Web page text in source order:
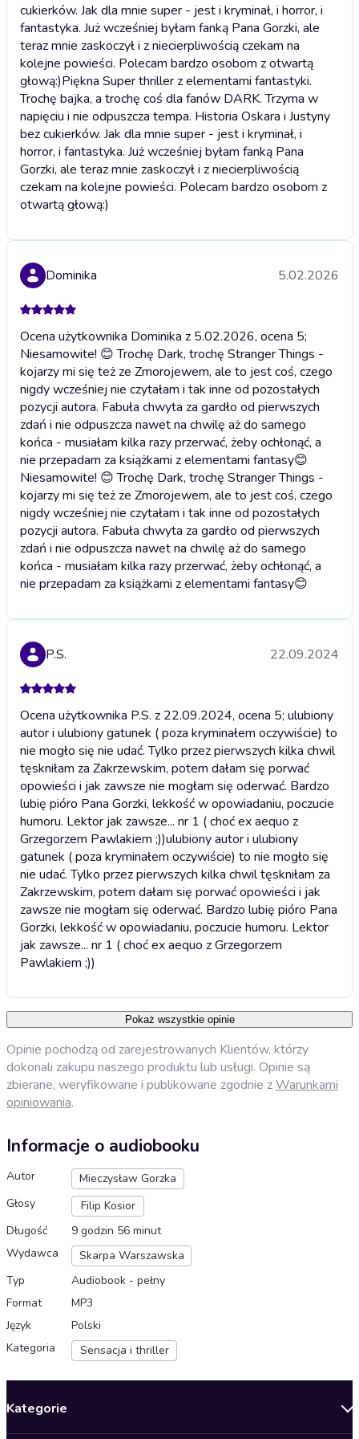
cukierków. Jak dla mnie super - jest i kryminał, i horror, i
fantastyka. Już wcześniej byłam fanką Pana Gorzki, ale
teraz mnie zaskoczył i z niecierpliwością czekam na
kolejne powieści. Polecam bardzo osobom z otwartą
głową:)Piękna Super thriller z elementami fantastyki.
Trochę bajka, a trochę coś dla fanów DARK. Trzyma w
napięciu i nie odpuszcza tempa. Historia Oskara i Justyny
bez cukierków. Jak dla mnie super - jest i kryminał, i
horror, i fantastyka. Już wcześniej byłam fanką Pana
Gorzki, ale teraz mnie zaskoczył i z niecierpliwością
czekam na kolejne powieści. Polecam bardzo osobom z
otwartą głową:)
Dominika 5.02.2026
Ocena użytkownika Dominika z 5.02.2026, ocena 5;
Niesamowite! 😊 Trochę Dark, trochę Stranger Things -
kojarzy mi się też ze Zmorojewem, ale to jest coś, czego
nigdy wcześniej nie czytałam i tak inne od pozostałych
pozycji autora. Fabuła chwyta za gardło od pierwszych
zdań i nie odpuszcza nawet na chwilę aż do samego
końca - musiałam kilka razy przerwać, żeby ochłonąć, a
nie przepadam za książkami z elementami fantasy😊
Niesamowite! 😊 Trochę Dark, trochę Stranger Things -
kojarzy mi się też ze Zmorojewem, ale to jest coś, czego
nigdy wcześniej nie czytałam i tak inne od pozostałych
pozycji autora. Fabuła chwyta za gardło od pierwszych
zdań i nie odpuszcza nawet na chwilę aż do samego
końca - musiałam kilka razy przerwać, żeby ochłonąć, a
nie przepadam za książkami z elementami fantasy😊
P.S. 22.09.2024
Ocena użytkownika P.S. z 22.09.2024, ocena 5; ulubiony
autor i ulubiony gatunek ( poza kryminałem oczywiście) to
nie mogło się nie udać. Tylko przez pierwszych kilka chwil
tęskniłam za Zakrzewskim, potem dałam się porwać
opowieści i jak zawsze nie mogłam się oderwać. Bardzo
lubię pióro Pana Gorzki, lekkość w opowiadaniu, poczucie
humoru. Lektor jak zawsze... nr 1 ( choć ex aequo z
Grzegorzem Pawlakiem ;))ulubiony autor i ulubiony
gatunek ( poza kryminałem oczywiście) to nie mogło się
nie udać. Tylko przez pierwszych kilka chwil tęskniłam za
Zakrzewskim, potem dałam się porwać opowieści i jak
zawsze nie mogłam się oderwać. Bardzo lubię pióro Pana
Gorzki, lekkość w opowiadaniu, poczucie humoru. Lektor
jak zawsze... nr 1 ( choć ex aequo z Grzegorzem
Pawlakiem ;))
Pokaż wszystkie opinie
Opinie pochodzą od zarejestrowanych Klientów, którzy
dokonali zakupu naszego produktu lub usługi. Opinie są
zbierane, weryfikowane i publikowane zgodnie zWarunkami
opiniowania.
Informacje o audiobooku
Autor
Mieczysław Gorzka
Głosy
Filip Kosior
Długość
9 godzin 56 minut
Wydawca
Skarpa Warszawska
Typ
Audiobook - pełny
Format
MP3
Język
Polski
Kategoria
Sensacja i thriller
Kategorie